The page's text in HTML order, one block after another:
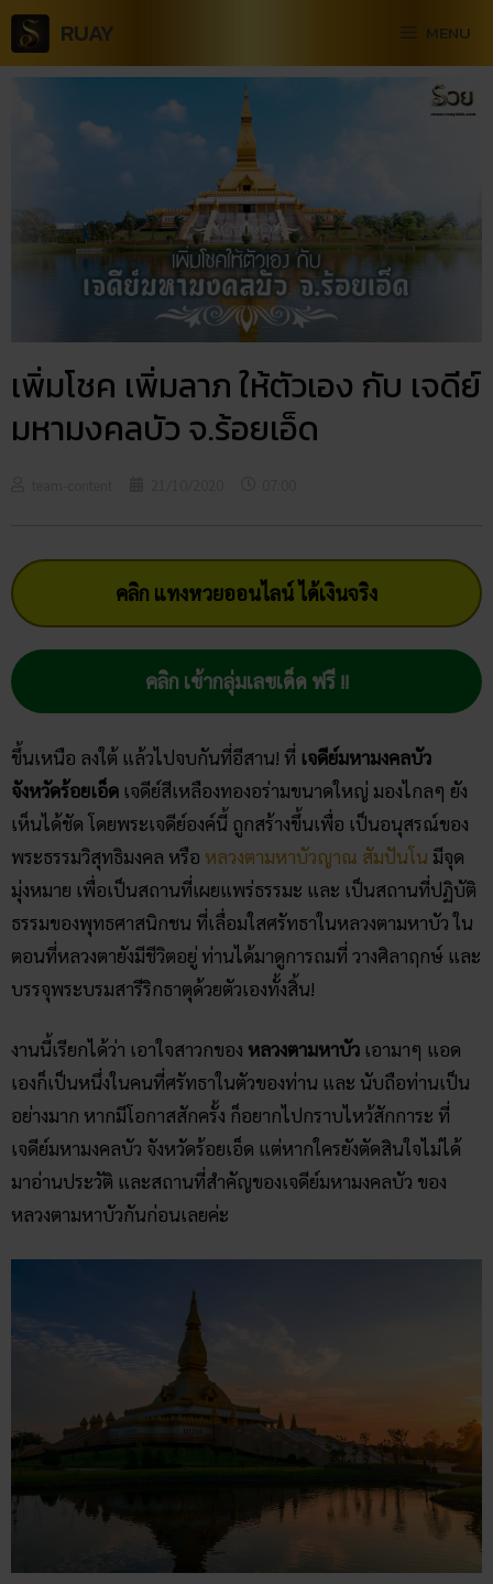
RUAY MENU
เพิ่มโชค เพิ่มลาภ ให้ตัวเอง กับ เจดีย์
มหามงคลบัว จ.ร้อยเอ็ด
คลิก แทงหวยออนไลน์ ได้เงินจริง
คลิก เข้ากลุ่มเลขเด็ด ฟรี !!
ขึ้นเหนือ ลงใต้ แล้วไปจบกันที่อีสาน! ที่ เจดีย์มหามงคลบัว
จังหวัดร้อยเอ็ด เจดีย์สีเหลืองทองอร่ามขนาดใหญ่ มองไกลๆ ยัง
เห็นได้ชัด โดยพระเจดีย์องค์นี้ ถูกสร้างขึ้นเพื่อ เป็นอนุสรณ์ของ
พระธรรมวิสุทธิมงคล หรือ หลวงตามหาบัวญาณ สัมปันโน มีจุด
มุ่งหมาย เพื่อเป็นสถานที่เผยแพร่ธรรมะ และ เป็นสถานที่ปฏิบัติ
ธรรมของพุทธศาสนิกชน ที่เลื่อมใสศรัทธาในหลวงตามหาบัว ใน
ตอนที่หลวงตายังมีชีวิตอยู่ ท่านได้มาดูการถมที่ วางศิลาฤกษ์ และ
บรรจุพระบรมสารีริกธาตุด้วยตัวเองทั้งสิ้น!
งานนี้เรียกได้ว่า เอาใจสาวกของ หลวงตามหาบัว เอามาๆ แอด
เองก็เป็นหนึ่งในคนที่ศรัทธาในตัวของท่าน และ นับถือท่านเป็น
อย่างมาก หากมีโอกาสสักครั้ง ก็อยากไปกราบไหว้สักการะ ที่
เจดีย์มหามงคลบัว จังหวัดร้อยเอ็ด แต่หากใครยังตัดสินใจไม่ได้
มาอ่านประวัติ และสถานที่สำคัญของเจดีย์มหามงคลบัว ของ
หลวงตามหาบัวกันก่อนเลยค่ะ